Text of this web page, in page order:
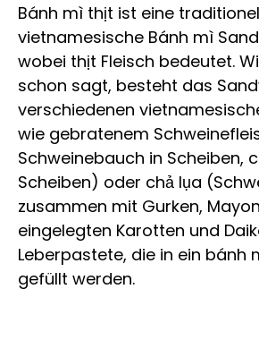
Bánh mì thịt ist eine
vietnamesische Bánh mì
wobei thịt Fleisch bedeutet.
schon sagt, besteht das
verschiedenen
wie gebratenem
Schweinebauch in Scheiben,
Scheiben) oder chả lụa
zusammen mit Gurken,
eingelegten Karotten und
Leberpastete, die in ein bánh
gefüllt werden.